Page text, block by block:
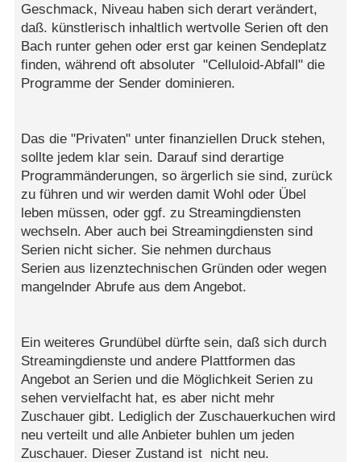
Geschmack, Niveau haben sich derart verändert,
daß. künstlerisch inhaltlich wertvolle Serien oft den
Bach runter gehen oder erst gar keinen Sendeplatz
finden, während oft absoluter "Celluloid-Abfall" die
Programme der Sender dominieren.
Das die "Privaten" unter finanziellen Druck stehen,
sollte jedem klar sein. Darauf sind derartige
Programmänderungen, so ärgerlich sie sind, zurück
zu führen und wir werden damit Wohl oder Übel
leben müssen, oder ggf. zu Streamingdiensten
wechseln. Aber auch bei Streamingdiensten sind
Serien nicht sicher. Sie nehmen durchaus
Serien aus lizenztechnischen Gründen oder wegen
mangelnder Abrufe aus dem Angebot.
Ein weiteres Grundübel dürfte sein, daß sich durch
Streamingdienste und andere Plattformen das
Angebot an Serien und die Möglichkeit Serien zu
sehen vervielfacht hat, es aber nicht mehr
Zuschauer gibt. Lediglich der Zuschauerkuchen wird
neu verteilt und alle Anbieter buhlen um jeden
Zuschauer. Dieser Zustand ist nicht neu.